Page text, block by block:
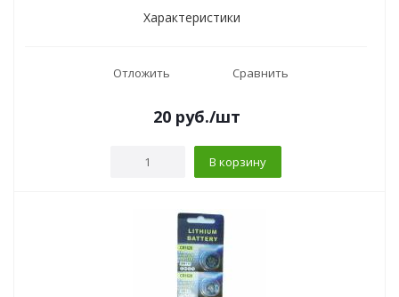
Характеристики
Отложить Сравнить
20руб./шт
В корзину